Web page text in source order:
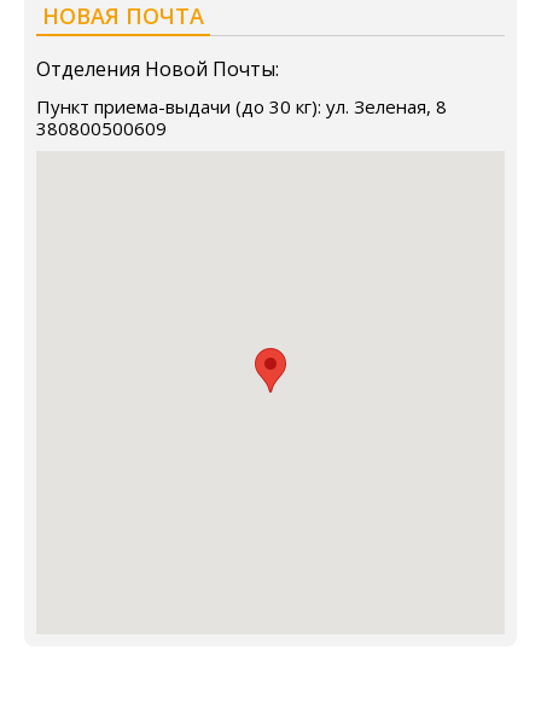
НОВАЯ ПОЧТА
Отделения Новой Почты:
Пункт приема-выдачи (до 30 кг): ул. Зеленая, 8
380800500609